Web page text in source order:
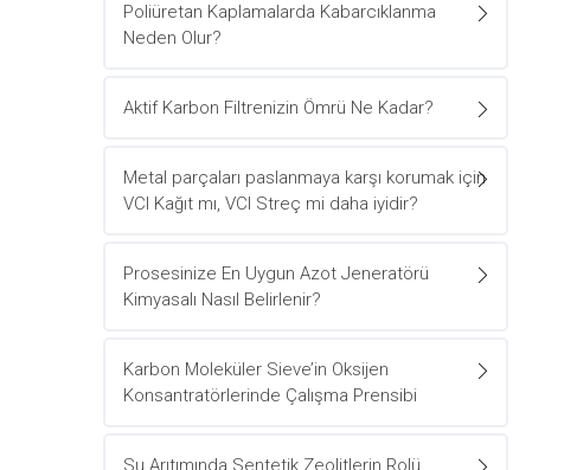
Poliüretan Kaplamalarda Kabarcıklanma
Neden Olur?
Aktif Karbon Filtrenizin Ömrü Ne Kadar?
Metal parçaları paslanmaya karşı korumak için
VCI Kağıt mı, VCI Streç mi daha iyidir?
Prosesinize En Uygun Azot Jeneratörü
Kimyasalı Nasıl Belirlenir?
Karbon Moleküler Sieve’in Oksijen
Konsantratörlerinde Çalışma Prensibi
Su Arıtımında Sentetik Zeolitlerin Rolü